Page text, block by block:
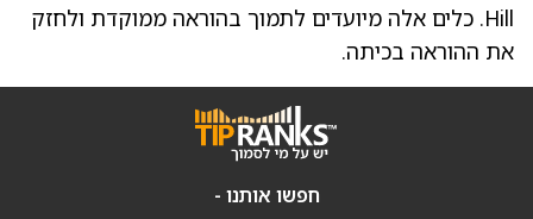
Hill. כלים אלה מיועדים לתמוך בהוראה ממוקדת ולחזק
את ההוראה בכיתה.
חפשו אותנו -